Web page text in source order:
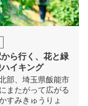
ら行く、花と緑
イキング
部、埼玉県飯能市
またがって広がる
すみきゅうりょ